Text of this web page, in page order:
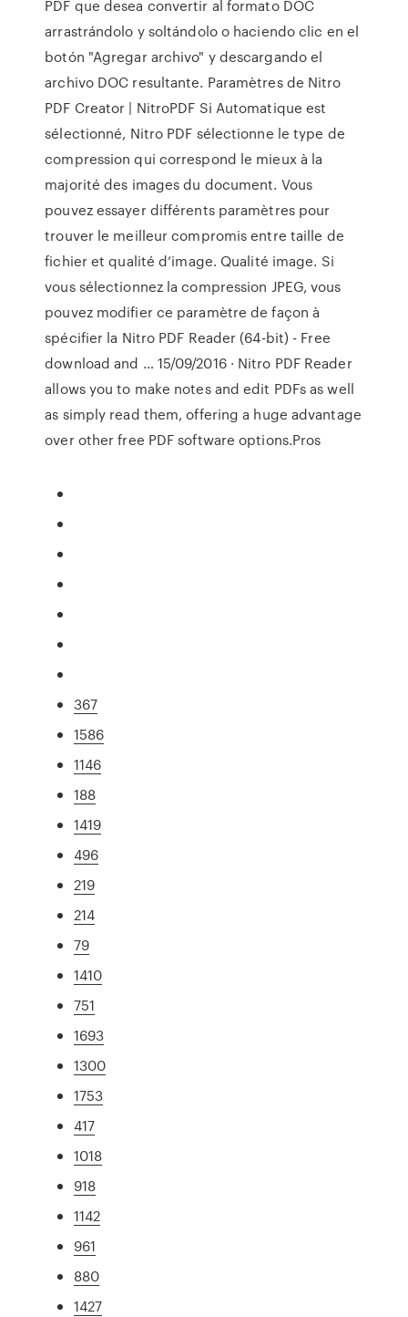
PDF que desea convertir al formato DOC
arrastrándolo y soltándolo o haciendo clic en el
botón "Agregar archivo" y descargando el
archivo DOC resultante. Paramètres de Nitro
PDF Creator | NitroPDF Si Automatique est
sélectionné, Nitro PDF sélectionne le type de
compression qui correspond le mieux à la
majorité des images du document. Vous
pouvez essayer différents paramètres pour
trouver le meilleur compromis entre taille de
fichier et qualité d’image. Qualité image. Si
vous sélectionnez la compression JPEG, vous
pouvez modifier ce paramètre de façon à
spécifier la Nitro PDF Reader (64-bit) - Free
download and … 15/09/2016 · Nitro PDF Reader
allows you to make notes and edit PDFs as well
as simply read them, offering a huge advantage
over other free PDF software options.Pros
367
1586
1146
188
1419
496
219
214
79
1410
751
1693
1300
1753
417
1018
918
1142
961
880
1427